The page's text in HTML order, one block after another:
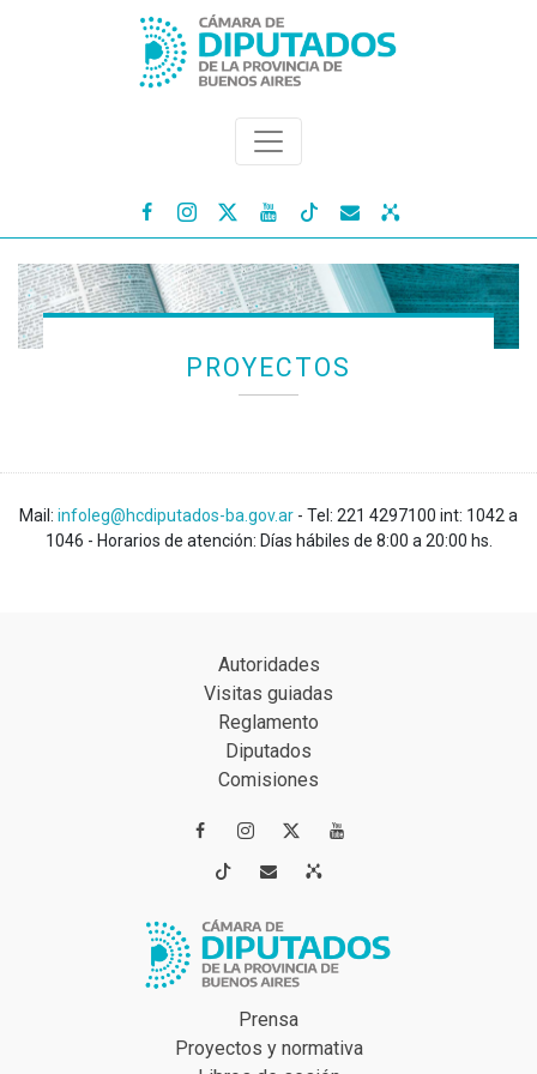
   
PROYECTOS
Mail: infoleg@hcdiputados-ba.gov.ar - Tel: 221 4297100 int: 1042 a
1046 - Horarios de atención: Días hábiles de 8:00 a 20:00 hs.
Autoridades
Visitas guiadas
Reglamento
Diputados
Comisiones
 
 
Prensa
Proyectos y normativa